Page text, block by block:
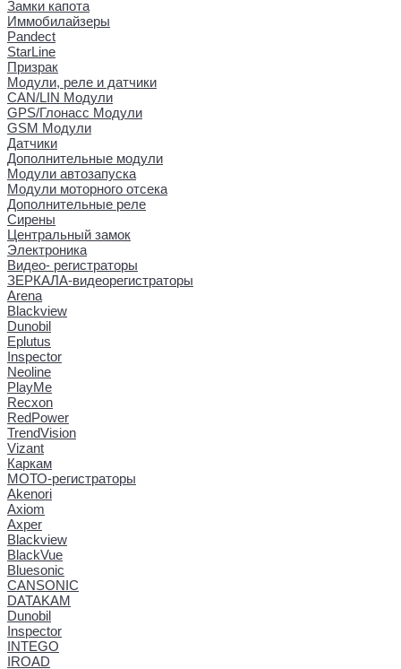
Замки капота
Иммобилайзеры
Pandect
StarLine
Призрак
Модули, реле и датчики
CAN/LIN Модули
GPS/Глонасс Модули
GSM Модули
Датчики
Дополнительные модули
Модули автозапуска
Модули моторного отсека
Дополнительные реле
Сирены
Центральный замок
Электроника
Видео- регистраторы
ЗЕРКАЛА-видеорегистраторы
Arena
Blackview
Dunobil
Eplutus
Inspector
Neoline
PlayMe
Recxon
RedPower
TrendVision
Vizant
Каркам
МОТО-регистраторы
Akenori
Axiom
Axper
Blackview
BlackVue
Bluesonic
CANSONIC
DATAKAM
Dunobil
Inspector
INTEGO
IROAD